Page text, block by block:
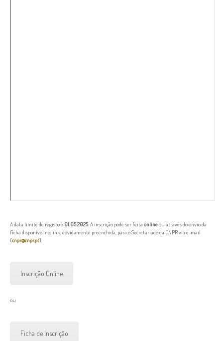
A data limite de registo é 01.05.2025. A inscrição pode ser feita onlineou através do envio da
ficha disponível no link, devidamente preenchida, para o Secretariado da CNPR via e-mail
(cnpr@cnpr.pt).
Inscrição Online
ou
Ficha de Inscrição